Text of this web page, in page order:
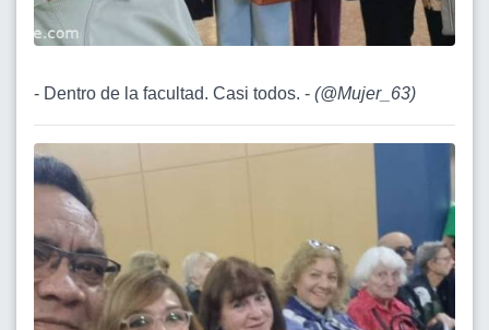
- Dentro de la facultad. Casi todos. - (@Mujer_63)